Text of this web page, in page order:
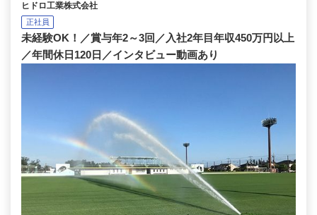
ヒドロ工業株式会社
正社員
未経験OK！／賞与年2～3回／入社2年目年収450万円以上
／年間休日120日／インタビュー動画あり